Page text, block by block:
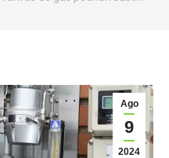
Ago
9
2024